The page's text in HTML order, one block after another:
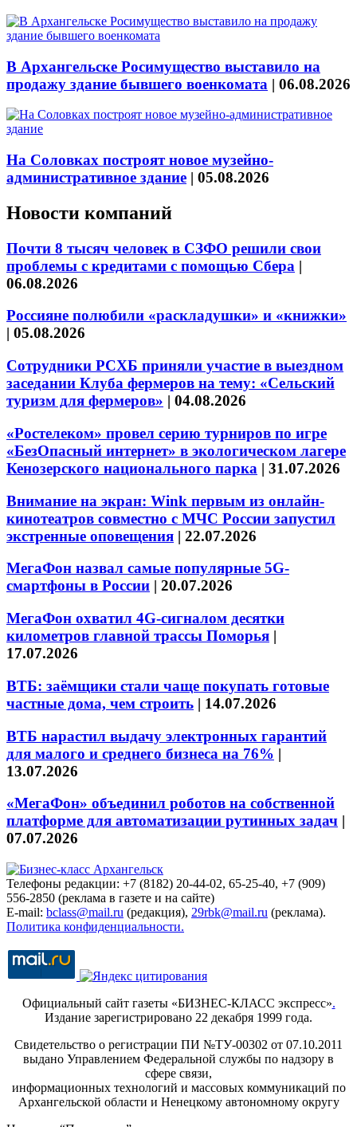
В Архангельске Росимущество выставило на
продажу здание бывшего военкомата | 06.08.2026
На Соловках построят новое музейно-
административное здание | 05.08.2026
Новости компаний
Почти 8 тысяч человек в СЗФО решили свои
проблемы с кредитами с помощью Сбера |
06.08.2026
Россияне полюбили «раскладушки» и «книжки»
| 05.08.2026
Сотрудники РСХБ приняли участие в выездном
заседании Клуба фермеров на тему: «Сельский
туризм для фермеров» | 04.08.2026
«Ростелеком» провел серию турниров по игре
«БезОпасный интернет» в экологическом лагере
Кенозерского национального парка | 31.07.2026
Внимание на экран: Wink первым из онлайн-
кинотеатров совместно с МЧС России запустил
экстренные оповещения | 22.07.2026
МегаФон назвал самые популярные 5G-
смартфоны в России | 20.07.2026
МегаФон охватил 4G-сигналом десятки
километров главной трассы Поморья |
17.07.2026
ВТБ: заёмщики стали чаще покупать готовые
частные дома, чем строить | 14.07.2026
ВТБ нарастил выдачу электронных гарантий
для малого и среднего бизнеса на 76% |
13.07.2026
«МегаФон» объединил роботов на собственной
платформе для автоматизации рутинных задач |
07.07.2026
Телефоны редакции: +7 (8182) 20-44-02, 65-25-40, +7 (909)
556-2850 (реклама в газете и на сайте)
E-mail: bclass@mail.ru (редакция), 29rbk@mail.ru (реклама).
Политика конфиденциальности.
Официальный сайт газеты «БИЗНЕС-КЛАСС экспресс».
Издание зарегистрировано 22 декабря 1999 года.
Свидетельство о регистрации ПИ №ТУ-00302 от 07.10.2011
выдано Управлением Федеральной службы по надзору в
сфере связи,
информационных технологий и массовых коммуникаций по
Архангельской области и Ненецкому автономному округу